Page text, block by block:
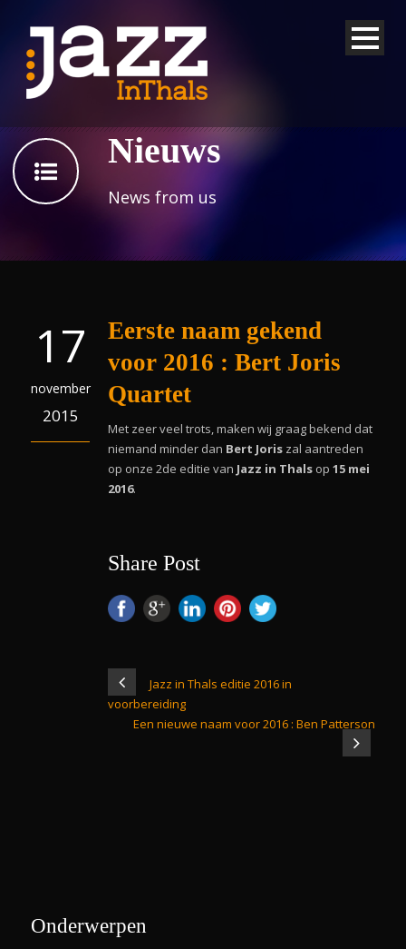
Nieuws
News from us
17
november
2015
Eerste naam gekend
voor 2016 : Bert Joris
Quartet
Met zeer veel trots, maken wij graag bekend dat
niemand minder dan Bert Joris zal aantreden
op onze 2de editie van Jazz in Thals op 15 mei
2016.
Share Post
Jazz in Thals editie 2016 in
voorbereiding
Een nieuwe naam voor 2016 : Ben Patterson
Onderwerpen